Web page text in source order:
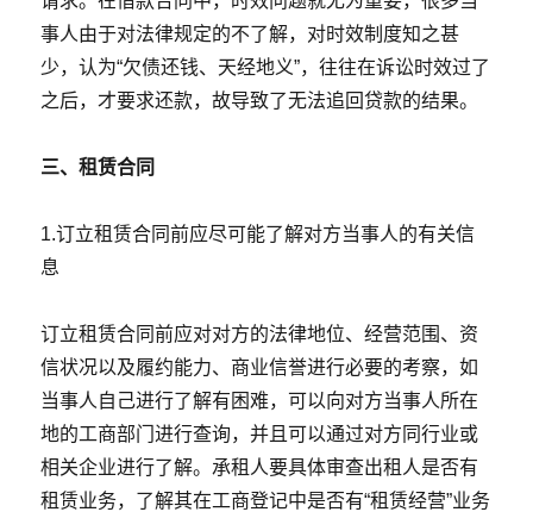
事人由于对法律规定的不了解，对时效制度知之甚
少，认为“欠债还钱、天经地义”，往往在诉讼时效过了
之后，才要求还款，故导致了无法追回贷款的结果。
三、租赁合同
1.订立租赁合同前应尽可能了解对方当事人的有关信
息
订立租赁合同前应对对方的法律地位、经营范围、资
信状况以及履约能力、商业信誉进行必要的考察，如
当事人自己进行了解有困难，可以向对方当事人所在
地的工商部门进行查询，并且可以通过对方同行业或
相关企业进行了解。承租人要具体审查出租人是否有
租赁业务，了解其在工商登记中是否有“租赁经营”业务